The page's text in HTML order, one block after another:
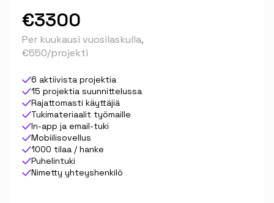
€3300
Per kuukausi vuosilaskulla,
€550/projekti
6 aktiivista projektia
15 projektia suunnittelussa
Rajattomasti käyttäjiä
Tukimateriaalit työmaille
In-app ja email-tuki
Mobiilisovellus
1000 tilaa / hanke
Puhelintuki
Nimetty yhteyshenkilö